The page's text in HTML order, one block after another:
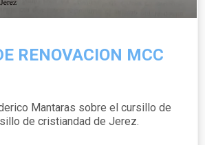
RENOVACION MCC
Mantaras sobre el cursillo de
de cristiandad de Jerez.